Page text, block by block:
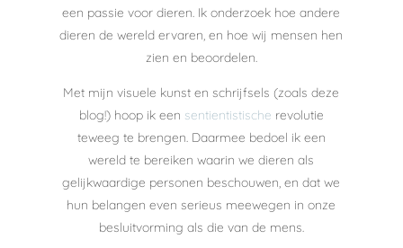
een passie voor dieren. Ik onderzoek hoe andere
dieren de wereld ervaren, en hoe wij mensen hen
zien en beoordelen.
Met mijn visuele kunst en schrijfsels (zoals deze
blog!) hoop ik een sentientistische revolutie
teweeg te brengen. Daarmee bedoel ik een
wereld te bereiken waarin we dieren als
gelijkwaardige personen beschouwen, en dat we
hun belangen even serieus meewegen in onze
besluitvorming als die van de mens.